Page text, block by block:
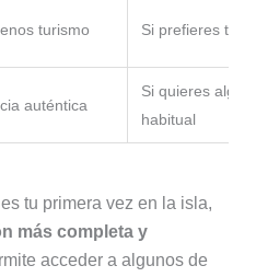
turismo Si prefieres
auténtica
Si quieres algo
habitual
tu primera vez en la isla,
más completa y
acceder a algunos de